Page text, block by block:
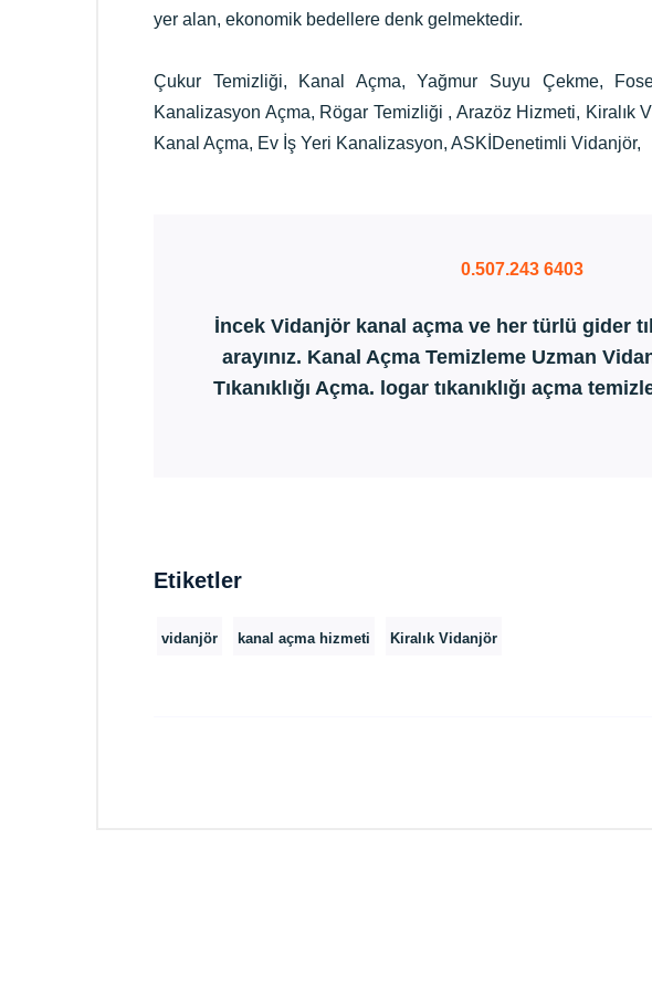
yer alan, ekonomik bedellere denk gelmektedir.
Çukur Temizliği, Kanal Açma, Yağmur Suyu Çekme,
Kanalizasyon Açma, Rögar Temizliği , Arazöz Hizmeti, Kiralık
Kanal Açma, Ev İş Yeri Kanalizasyon, ASKİDenetimli Vidanjör,
0.507.243 6403
İncek Vidanjör kanal açma ve her türlü gider
arayınız. Kanal Açma Temizleme Uzman
Tıkanıklığı Açma. logar tıkanıklığı açma
Etiketler
vidanjör kanal açma hizmeti Kiralık Vidanjör